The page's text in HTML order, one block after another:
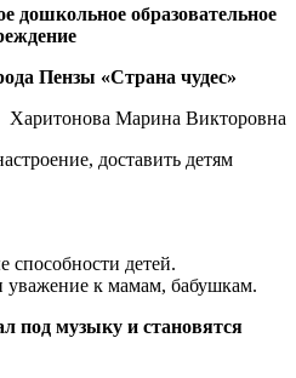
дошкольное образовательное
Пензы «Страна чудес»
Харитонова Марина Викторовна
доставить детям
способности детей.
уважение к мамам, бабушкам.
под музыку и становятся